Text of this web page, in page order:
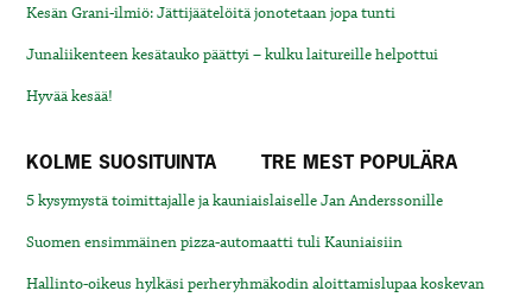
Kesän Grani-ilmiö: Jättijäätelöitä jonotetaan jopa tunti
Junaliikenteen kesätauko päättyi – kulku laitureille helpottui
Hyvää kesää!
KOLME SUOSITUINTA TRE MEST POPULÄRA
5 kysymystä toimittajalle ja kauniaislaiselle Jan Anderssonille
Suomen ensimmäinen pizza-automaatti tuli Kauniaisiin
Hallinto-oikeus hylkäsi perheryhmäkodin aloittamislupaa koskevan